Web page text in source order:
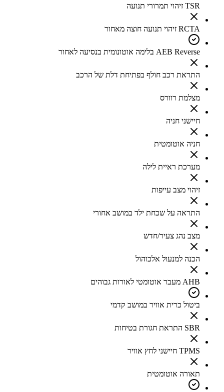
TSR זיהוי תמרורי תנועה
RCTA זיהוי תנועה חוצה מאחור
AEB Reverse בלימה אוטונומית בנסיעה לאחור
התראת רכב חולף בפתיחת דלת של הרכב
מצלמת רוורס
חיישני חניה
חניה אוטומטית
מערכת ראיית לילה
זיהוי מצב עייפות
התראה על שכחת ילד במושב אחורי
מצב נהג צעיר/חדש
הכנה למנעול אלכוהול
AHB מעבר אוטומטי לאורות גבוהים
ביטול כרית אוויר במושב קדמי
SBR התראת חגורת בטיחות
TPMS חיישני לחץ אוויר
תאורה אוטומטית